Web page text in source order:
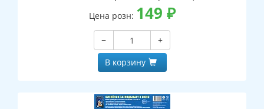
Цена розн: 149 ₽
−
+
В корзину